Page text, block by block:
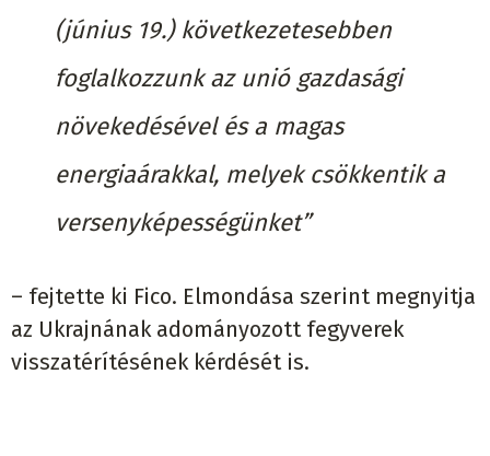
(június 19.) következetesebben
foglalkozzunk az unió gazdasági
növekedésével és a magas
energiaárakkal, melyek csökkentik a
versenyképességünket”
– fejtette ki Fico. Elmondása szerint megnyitja
az Ukrajnának adományozott fegyverek
visszatérítésének kérdését is.